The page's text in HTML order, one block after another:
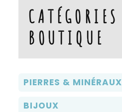
Les
options
peuvent
être
choisies
sur
CATÉGORIES
BOUTIQUE
PIERRES & MINÉRAUX
BIJOUX